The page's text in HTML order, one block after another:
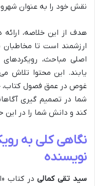
نقش خود را به عنوان
هدف از این خلاصه،
ارزشمند است تا
اصلی مباحث،
یابند. این محتوا تلاش
غوص در عمق فصول کتاب،
شما در تصمیم گیری
کند و دانش شما را در این
نگاهی کلی به
نویسنده
سید تقی کمالیدر کتاب